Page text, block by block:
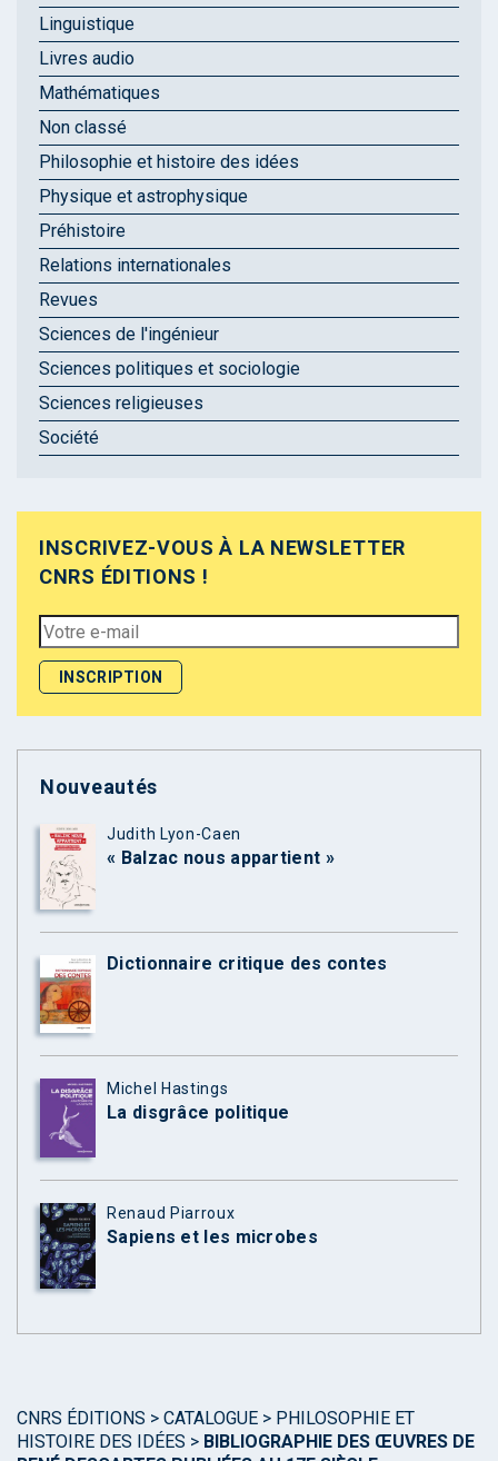
Linguistique
Livres audio
Mathématiques
Non classé
Philosophie et histoire des idées
Physique et astrophysique
Préhistoire
Relations internationales
Revues
Sciences de l'ingénieur
Sciences politiques et sociologie
Sciences religieuses
Société
INSCRIVEZ-VOUS À LA NEWSLETTER
CNRS ÉDITIONS !
Nouveautés
Judith Lyon-Caen
« Balzac nous appartient »
Dictionnaire critique des contes
Michel Hastings
La disgrâce politique
Renaud Piarroux
Sapiens et les microbes
CNRS ÉDITIONS > CATALOGUE > PHILOSOPHIE ET
HISTOIRE DES IDÉES > BIBLIOGRAPHIE DES ŒUVRES DE